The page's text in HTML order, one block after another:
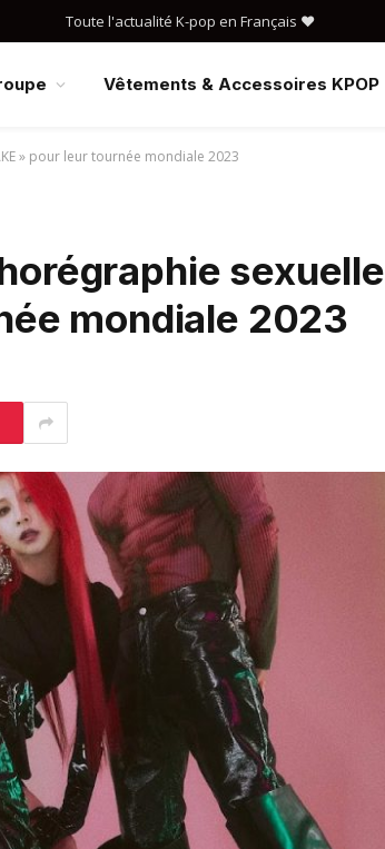
Toute l'actualité K-pop en Français ❤️
Vêtements & Accessoires KPOP
» pour leur tournée mondiale 2023
sexuelle
mondiale 2023